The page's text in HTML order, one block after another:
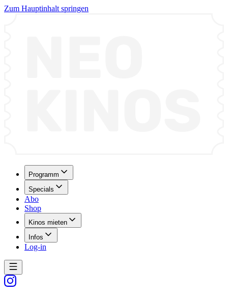
Zum Hauptinhalt springen
Programm
Specials
Abo
Shop
Kinos mieten
Infos
Log-in